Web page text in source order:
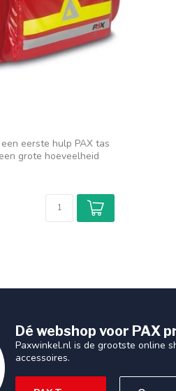
eerste hulp PAX tas
grote hoeveelheid
Dé webshop voor PAX
Paxwinkel.nl is de grootste online
accessoires.